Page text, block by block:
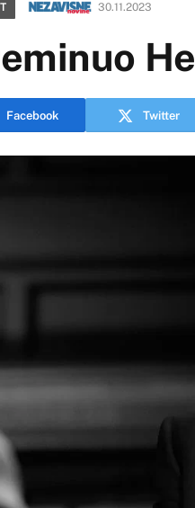
30.11.2023
Facebook Twitter